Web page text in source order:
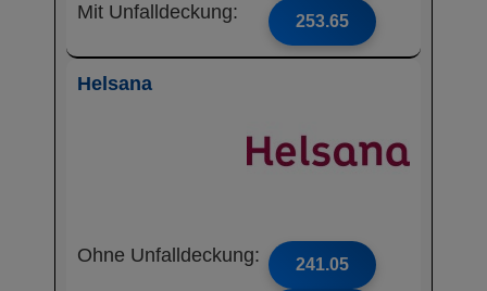
Mit Unfalldeckung: 253.65
Helsana
Ohne Unfalldeckung: 241.05